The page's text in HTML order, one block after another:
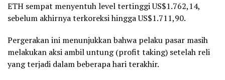
ETH sempat menyentuh level tertinggi US$1.762,14,
sebelum akhirnya terkoreksi hingga US$1.711,90.
Pergerakan ini menunjukkan bahwa pelaku pasar masih
melakukan aksi ambil untung (profit taking) setelah reli
yang terjadi dalam beberapa hari terakhir.